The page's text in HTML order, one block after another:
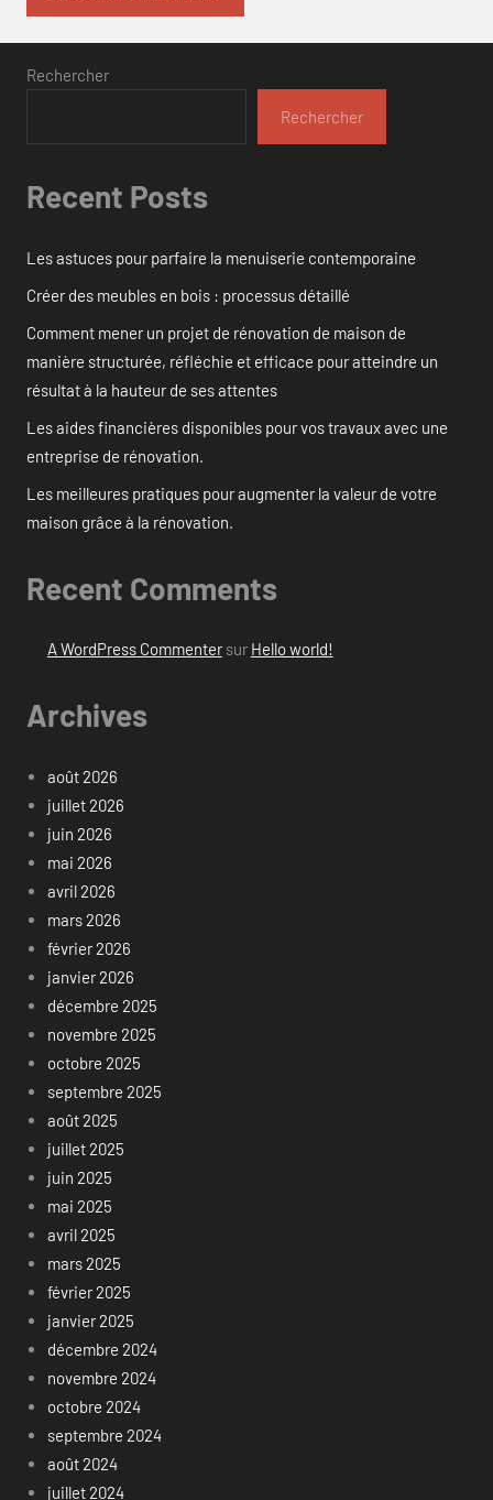
Rechercher
Rechercher
Recent Posts
Les astuces pour parfaire la menuiserie contemporaine
Créer des meubles en bois : processus détaillé
Comment mener un projet de rénovation de maison de
manière structurée, réfléchie et efficace pour atteindre un
résultat à la hauteur de ses attentes
Les aides financières disponibles pour vos travaux avec une
entreprise de rénovation.
Les meilleures pratiques pour augmenter la valeur de votre
maison grâce à la rénovation.
Recent Comments
A WordPress Commentersur Hello world!
Archives
août 2026
juillet 2026
juin 2026
mai 2026
avril 2026
mars 2026
février 2026
janvier 2026
décembre 2025
novembre 2025
octobre 2025
septembre 2025
août 2025
juillet 2025
juin 2025
mai 2025
avril 2025
mars 2025
février 2025
janvier 2025
décembre 2024
novembre 2024
octobre 2024
septembre 2024
août 2024
juillet 2024